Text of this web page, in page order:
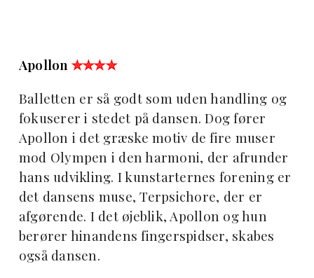
Apollon ✮✮✮✮
Balletten er så godt som uden handling og
fokuserer i stedet på dansen. Dog fører
Apollon i det græske motiv de fire muser
mod Olympen i den harmoni, der afrunder
hans udvikling. I kunstarternes forening er
det dansens muse, Terpsichore, der er
afgørende. I det øjeblik, Apollon og hun
berører hinandens fingerspidser, skabes
også dansen.